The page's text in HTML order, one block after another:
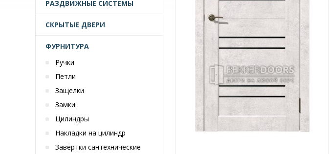
РАЗДВИЖНЫЕ СИСТЕМЫ
СКРЫТЫЕ ДВЕРИ
ФУРНИТУРА
Ручки
Петли
Защелки
Замки
Цилиндры
Накладки на цилиндр
Завёртки сантехнические